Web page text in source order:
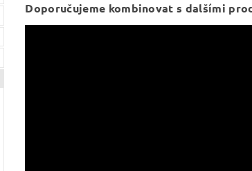
Doporučujeme kombinovat s dalšími